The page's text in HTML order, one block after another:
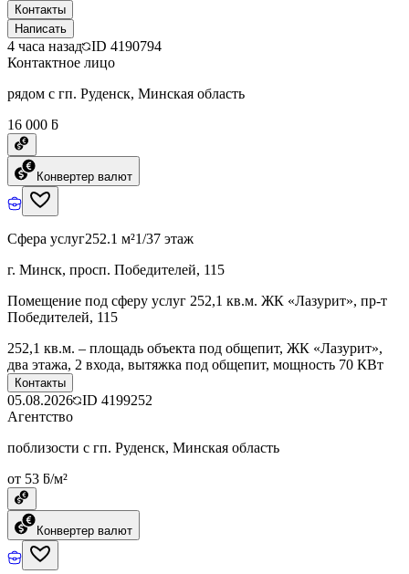
Контакты
Написать
4 часа назад ID 4190794
Контактное лицо
рядом с гп. Руденск, Минская область
16 000 ƃ
Конвертер валют
Сфера услуг252.1 м²1/37 этаж
г. Минск, просп. Победителей, 115
Помещение под сферу услуг 252,1 кв.м. ЖК «Лазурит», пр-т
Победителей, 115
252,1 кв.м. – площадь объекта под общепит, ЖК «Лазурит»,
два этажа, 2 входа, вытяжка под общепит, мощность 70 КВт
Контакты
05.08.2026 ID 4199252
Агентство
поблизости с гп. Руденск, Минская область
от 53 ƃ/м²
Конвертер валют